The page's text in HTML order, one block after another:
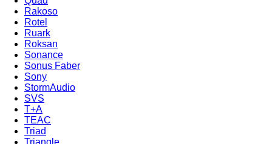
Rakoso
Rotel
Ruark
Roksan
Sonance
Sonus Faber
Sony
StormAudio
SVS
T+A
TEAC
Triad